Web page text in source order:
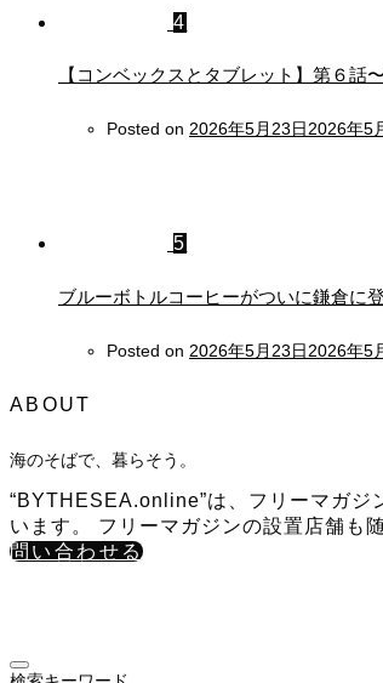
4
【コンベックスとタブレット】第６
Posted on 2026年5月23日2026年5
5
ブルーボトルコーヒーがついに鎌倉に
Posted on 2026年5月23日2026年5
ABOUT
海のそばで、暮らそう。
“BYTHESEA.online”は、フリーマガジ
います。 フリーマガジンの設置店舗も
問い合わせる